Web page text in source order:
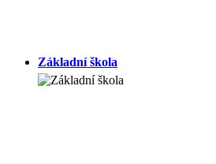
Základní škola